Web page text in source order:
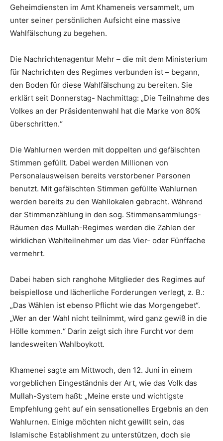
Geheimdiensten im Amt Khameneis versammelt, um
unter seiner persönlichen Aufsicht eine massive
Wahlfälschung zu begehen.
Die Nachrichtenagentur Mehr – die mit dem Ministerium
für Nachrichten des Regimes verbunden ist – begann,
den Boden für diese Wahlfälschung zu bereiten. Sie
erklärt seit Donnerstag- Nachmittag: „Die Teilnahme des
Volkes an der Präsidentenwahl hat die Marke von 80%
überschritten.“
Die Wahlurnen werden mit doppelten und gefälschten
Stimmen gefüllt. Dabei werden Millionen von
Personalausweisen bereits verstorbener Personen
benutzt. Mit gefälschten Stimmen gefüllte Wahlurnen
werden bereits zu den Wahllokalen gebracht. Während
der Stimmenzählung in den sog. Stimmensammlungs-
Räumen des Mullah-Regimes werden die Zahlen der
wirklichen Wahlteilnehmer um das Vier- oder Fünffache
vermehrt.
Dabei haben sich ranghohe Mitglieder des Regimes auf
beispiellose und lächerliche Forderungen verlegt, z. B.:
„Das Wählen ist ebenso Pflicht wie das Morgengebet“.
„Wer an der Wahl nicht teilnimmt, wird ganz gewiß in die
Hölle kommen.“ Darin zeigt sich ihre Furcht vor dem
landesweiten Wahlboykott.
Khamenei sagte am Mittwoch, den 12. Juni in einem
vorgeblichen Eingeständnis der Art, wie das Volk das
Mullah-System haßt: „Meine erste und wichtigste
Empfehlung geht auf ein sensationelles Ergebnis an den
Wahlurnen. Einige möchten nicht gewillt sein, das
Islamische Establishment zu unterstützen, doch sie